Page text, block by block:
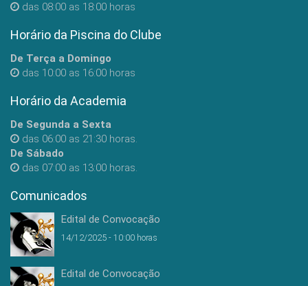
das 08:00 as 18:00 horas
Horário da Piscina do Clube
De Terça a Domingo
das 10:00 as 16:00 horas
Horário da Academia
De Segunda a Sexta
das 06:00 as 21:30 horas.
De Sábado
das 07:00 as 13:00 horas.
Comunicados
Edital de Convocação
14/12/2025 - 10:00 horas
Edital de Convocação